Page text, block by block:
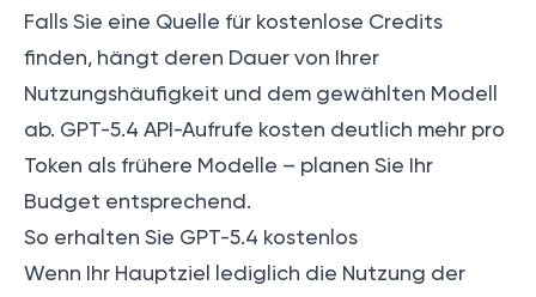
Falls Sie eine Quelle für kostenlose Credits
finden, hängt deren Dauer von Ihrer
Nutzungshäufigkeit und dem gewählten Modell
ab. GPT-5.4 API-Aufrufe kosten deutlich mehr pro
Token als frühere Modelle – planen Sie Ihr
Budget entsprechend.
So erhalten Sie GPT-5.4 kostenlos
Wenn Ihr Hauptziel lediglich die Nutzung der